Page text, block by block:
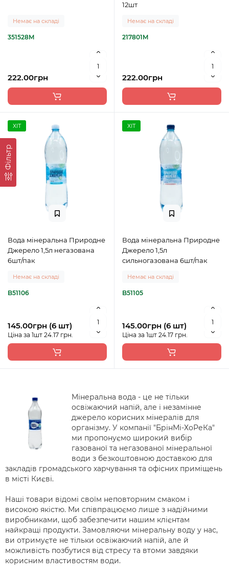
Фільтр
Немає на складі
351528M
222.00грн
12шт
Немає на складі
217801M
222.00грн
ХІТ
Вода мінеральна Природне
Джерело 1,5л негазована
6шт/пак
Немає на складі
B51106
145.00грн (6 шт)
Ціна за 1шт 24.17 грн.
ХІТ
Вода мінеральна Природне
Джерело 1,5л
сильногазована 6шт/пак
Немає на складі
B51105
145.00грн (6 шт)
Ціна за 1шт 24.17 грн.
Мінеральна вода - це не тільки
освіжаючий напій, але і незамінне
джерело корисних мінералів для
організму. У компанії "БрінМі-ХоРеКа"
ми пропонуємо широкий вибір
газованої та негазованої мінеральної
води з безкоштовною доставкою для
закладів громадського харчування та офісних приміщень
в місті Києві.
Наші товари відомі своїм неповторним смаком і
високою якістю. Ми співпрацюємо лише з надійними
виробниками, щоб забезпечити нашим клієнтам
найкращі продукти. Замовляючи мінеральну воду у нас,
ви отримуєте не тільки освіжаючий напій, але й
можливість позбутися від стресу та втоми завдяки
корисним властивостям води.